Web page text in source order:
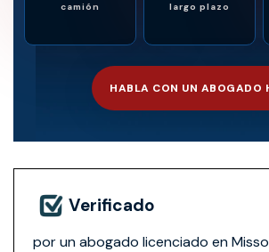
camión
largo plazo
HABLA CON UN ABOGADO
Verificado
por un abogado licenciado en